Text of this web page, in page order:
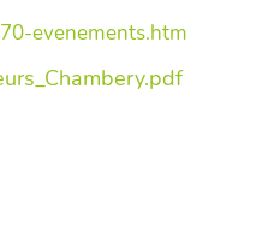
evenements.htm